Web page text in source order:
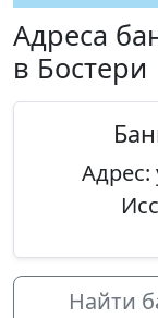
Адреса
в Бостери
Найти